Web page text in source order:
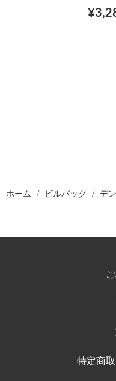
ホーム ビルバック デ
特定商